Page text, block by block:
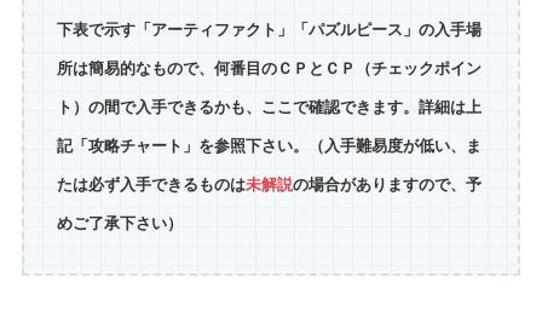
下表で示す「アーティファクト」「パズルピース」の入手場
所は簡易的なもので、何番目のＣＰとＣＰ（チェックポイン
ト）の間で入手できるかも、ここで確認できます。詳細は上
記「攻略チャート」を参照下さい。（入手難易度が低い、ま
たは必ず入手できるものは未解説の場合がありますので、予
めご了承下さい）